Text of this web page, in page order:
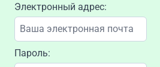
Электронный адрес:
Пароль: